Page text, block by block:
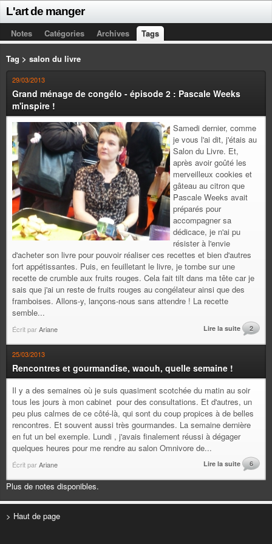
L'art de manger
Notes Catégories Archives Tags
Tag > salon du livre
29/03/2013
Grand ménage de congélo - épisode 2 : Pascale Weeks
m'inspire !
Samedi dernier, comme
je vous l'ai dit, j'étais au
Salon du Livre. Et,
après avoir goûté les
merveilleux cookies et
gâteau au citron que
Pascale Weeks avait
préparés pour
accompagner sa
dédicace, je n'ai pu
résister à l'envie
d'acheter son livre pour pouvoir réaliser ces recettes et bien d'autres
fort appétissantes. Puis, en feuilletant le livre, je tombe sur une
recette de crumble aux fruits rouges. Cela fait tilt dans ma tête car je
sais que j'ai un reste de fruits rouges au congélateur ainsi que des
framboises. Allons-y, lançons-nous sans attendre ! La recette
semble...
Écrit parAriane Lire la suite 2
25/03/2013
Rencontres et gourmandise, waouh, quelle semaine !
Il y a des semaines où je suis quasiment scotchée du matin au soir
tous les jours à mon cabinet pour des consultations. Et d'autres, un
peu plus calmes de ce côté-là, qui sont du coup propices à de belles
rencontres. Et souvent aussi très gourmandes. La semaine dernière
en fut un bel exemple. Lundi , j'avais finalement réussi à dégager
quelques heures pour me rendre au salon Omnivore de...
Écrit parAriane Lire la suite 6
Plus de notes disponibles.
> Haut de page